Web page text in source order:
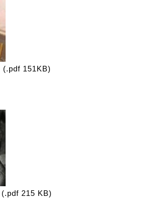
(.pdf 151KB)
(.pdf 215 KB)